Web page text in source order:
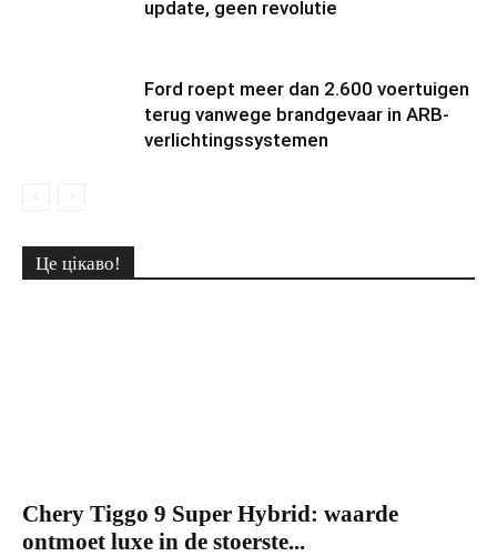
update, geen revolutie
Ford roept meer dan 2.600 voertuigen
terug vanwege brandgevaar in ARB-
verlichtingssystemen
Це цікаво!
Chery Tiggo 9 Super Hybrid: waarde
ontmoet luxe in de stoerste...